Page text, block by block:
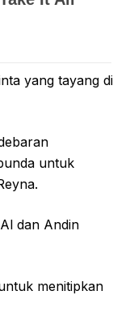
yang tayang di
untuk
dan Andin
menitipkan